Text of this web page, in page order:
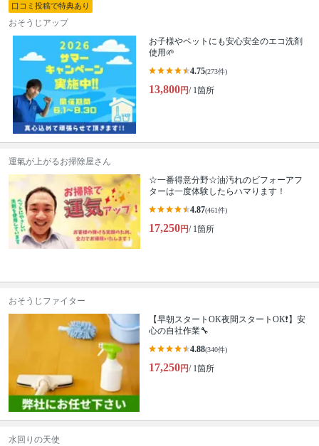
口コミ投稿で特典あり
おそうじアップ
お子様やペットにも安心安全のエコ洗剤
使用🌱
4.75(273件)
13,800円/ 1箇所
運氣が上がるお掃除屋さん
☆一番得意分野☆油汚れのビフォーアフ
ターは一度体験したらハマります！
4.87(461件)
17,250円/ 1箇所
おそうじファイター
【早朝スタートOK夜間スタートOK❗️】安
心の自社作業🔧
4.88(340件)
17,250円/ 1箇所
水回りの天使